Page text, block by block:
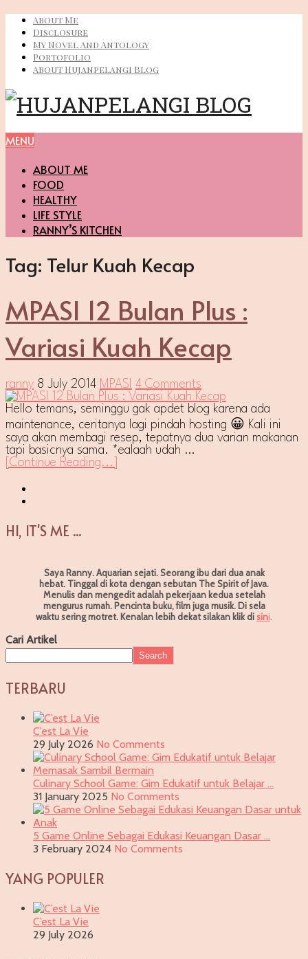
About Me
Disclosure
My Novel And Antology
Portofolio
About Hujanpelangi Blog
MENU
ABOUT ME
FOOD
HEALTHY
LIFE STYLE
RANNY’S KITCHEN
Tag: Telur Kuah Kecap
MPASI 12 Bulan Plus :
Variasi Kuah Kecap
ranny 8 July 2014 MPASI 4 Comments
Hello temans, seminggu gak apdet blog karena ada
maintenance, ceritanya lagi pindah hosting 😀 Kali ini
saya akan membagi resep, tepatnya dua varian makanan
tapi basicnya sama. *ealaah udah …
[Continue Reading...]
HI, IT'S ME ...
Saya Ranny. Aquarian sejati. Seorang ibu dari dua anak
hebat. Tinggal di kota dengan sebutan The Spirit of Java.
Menulis dan mengedit adalah pekerjaan kedua setelah
mengurus rumah. Pencinta buku, film juga musik. Di sela
waktu sering motret. Kenalan lebih dekat silakan klik disini
Cari Artikel
Search
TERBARU
C’est La Vie
29 July 2026 No Comments
Culinary School Game: Gim Edukatif untuk Belajar …
31 January 2025 No Comments
5 Game Online Sebagai Edukasi Keuangan Dasar …
3 February 2024 No Comments
YANG POPULER
C’est La Vie
29 July 2026